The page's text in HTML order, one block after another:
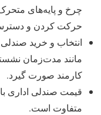
چرخ و پایه‌های
حرکت کردن و
انتخاب و خرید صندلی
مانند مدت‌زمان
کارمند صورت گیرد.
قیمت صندلی اداری با
متفاوت است.